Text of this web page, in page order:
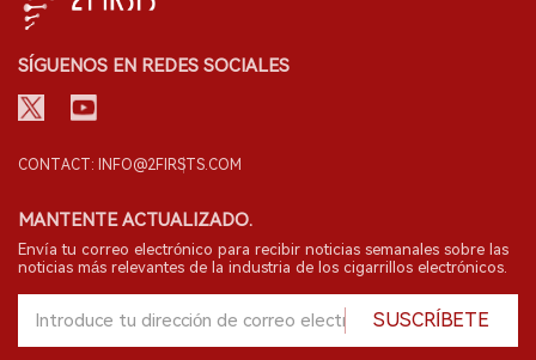
SÍGUENOS EN REDES SOCIALES
CONTACT: INFO@2FIRSTS.COM
MANTENTE ACTUALIZADO.
Envía tu correo electrónico para recibir noticias semanales sobre las
noticias más relevantes de la industria de los cigarrillos electrónicos.
SUSCRÍBETE